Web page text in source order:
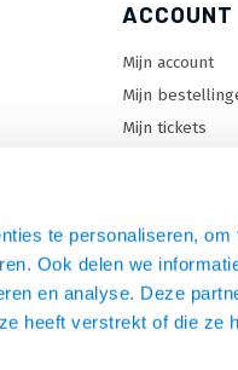
te personaliseren,
Ook delen we
en analyse. Deze
heeft verstrekt of die ze
ACCOUNT
Mijn account
Mijn
Mijn tickets